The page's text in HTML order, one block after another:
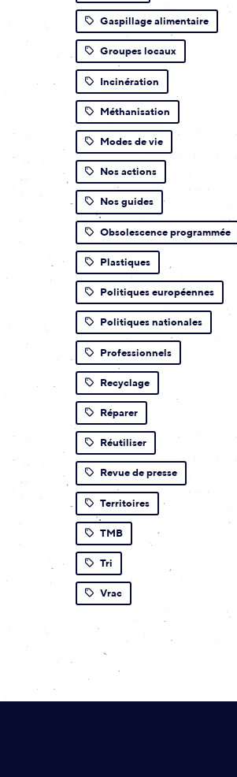
Gaspillage alimentaire
Groupes locaux
Incinération
Méthanisation
Modes de vie
Nos actions
Nos guides
Obsolescence programmée
Plastiques
Politiques européennes
Politiques nationales
Professionnels
Recyclage
Réparer
Réutiliser
Revue de presse
Territoires
TMB
Tri
Vrac